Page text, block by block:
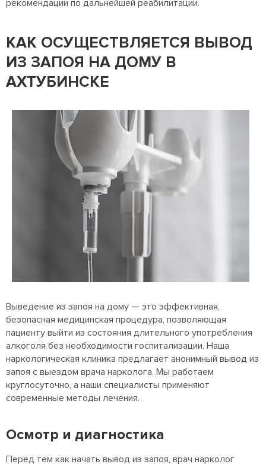
рекомендации по дальнейшей реабилитации.
КАК ОСУЩЕСТВЛЯЕТСЯ ВЫВОД
ИЗ ЗАПОЯ НА ДОМУ В
АХТУБИНСКЕ
Выведение из запоя на дому — это эффективная,
безопасная медицинская процедура, позволяющая
пациенту выйти из состояния длительного употребления
алкоголя без необходимости госпитализации. Наша
наркологическая клиника предлагает анонимный вывод из
запоя с выездом врача нарколога. Мы работаем
круглосуточно, а наши специалисты применяют
современные методы лечения.
Осмотр и диагностика
Перед тем как начать вывод из запоя, врач нарколог